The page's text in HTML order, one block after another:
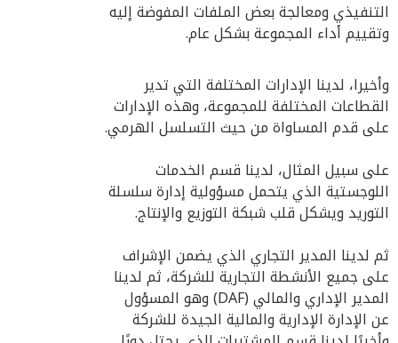
ومعالجة بعض الملفات المفوضة إليه
أداء المجموعة بشكل عام.
لدينا الإدارات المختلفة التي تدير
المختلفة للمجموعة، وهذه الإدارات
قدم المساواة من حيث التسلسل الهرمي.
سبيل المثال، لدينا قسم الخدمات
الذي يتحمل مسؤولية إدارة سلسلة
ويشكل قلب شبكة التوزيع والإنتاج.
لدينا المدير التجاري الذي يضمن الإشراف
جميع الأنشطة التجارية للشركة، ثم لدينا
المدير الإداري والمالي (DAF) وهو المسؤول
الإدارة الإدارية والمالية الجيدة للشركة